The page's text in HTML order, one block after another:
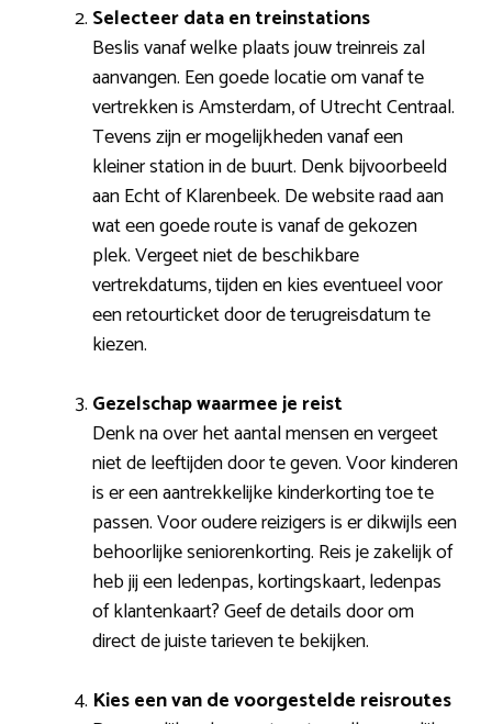
Selecteer data en treinstations
Beslis vanaf welke plaats jouw treinreis zal
aanvangen. Een goede locatie om vanaf te
vertrekken is Amsterdam, of Utrecht Centraal.
Tevens zijn er mogelijkheden vanaf een
kleiner station in de buurt. Denk bijvoorbeeld
aan Echt of Klarenbeek. De website raad aan
wat een goede route is vanaf de gekozen
plek. Vergeet niet de beschikbare
vertrekdatums, tijden en kies eventueel voor
een retourticket door de terugreisdatum te
kiezen.
Gezelschap waarmee je reist
Denk na over het aantal mensen en vergeet
niet de leeftijden door te geven. Voor kinderen
is er een aantrekkelijke kinderkorting toe te
passen. Voor oudere reizigers is er dikwijls een
behoorlijke seniorenkorting. Reis je zakelijk of
heb jij een ledenpas, kortingskaart, ledenpas
of klantenkaart? Geef de details door om
direct de juiste tarieven te bekijken.
Kies een van de voorgestelde reisroutes